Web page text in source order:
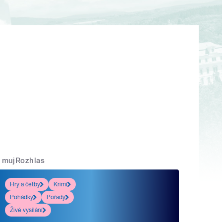
mujRozhlas
Hry a četby
Krimi
Pohádky
Pořady
Živé vysílání